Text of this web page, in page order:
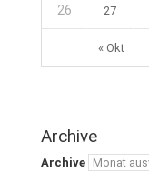
« Okt
26 27
Archive
Archive